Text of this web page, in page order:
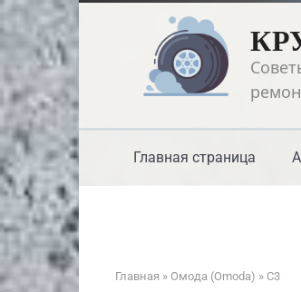
Перейти
к
контенту
Главная страница
Главная » Омода (Omoda) » С3